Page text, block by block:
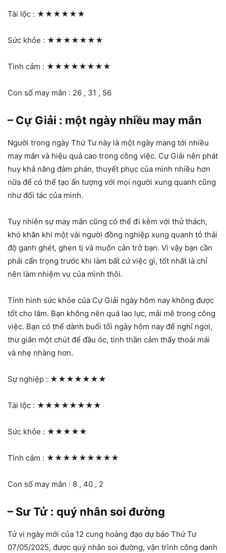
Tài lộc : ★★★★★★
Sức khỏe : ★★★★★★★
Tình cảm : ★★★★★★★★
Con số may mắn : 26 , 31 , 56
– Cự Giải : một ngày nhiều may mắn
Người trong ngày Thứ Tư này là một ngày mang tới nhiều
may mắn và hiệu quả cao trong công việc. Cự Giải nên phát
huy khả năng đàm phán, thuyết phục của mình nhiều hơn
nữa để có thể tạo ấn tượng với mọi người xung quanh cũng
như đối tác của mình.
Tuy nhiên sự may mắn cũng có thể đi kèm với thử thách,
khó khăn khi một vài người đồng nghiệp xung quanh tỏ thái
độ ganh ghét, ghen tị và muốn cản trở bạn. Vì vậy bạn cần
phải cẩn trọng trước khi làm bất cứ việc gì, tốt nhất là chỉ
nên làm nhiệm vụ của mình thôi.
Tình hình sức khỏe của Cự Giải ngày hôm nay không được
tốt cho lắm. Bạn không nên quá lao lực, mải mê trong công
việc. Bạn có thể dành buổi tối ngày hôm nay để nghỉ ngơi,
thư giãn một chút để đầu óc, tinh thần cảm thấy thoải mái
và nhẹ nhàng hơn.
Sự nghiệp : ★★★★★★★
Tài lộc : ★★★★★★★★
Sức khỏe : ★★★★★
Tình cảm : ★★★★★★★★★
Con số may mắn : 8 , 40 , 2
– Sư Tử : quý nhân soi đường
Tử vi ngày mới của 12 cung hoàng đạo dự báo Thứ Tư
07/05/2025, được quý nhân soi đường, vận trình công danh